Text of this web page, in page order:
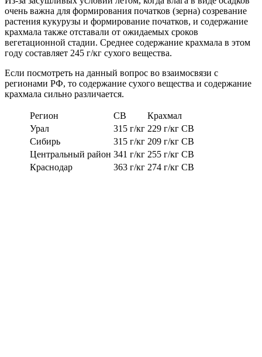
очень важна для формирования початков (зерна) созревание
растения кукурузы и формирование початков, и содержание
крахмала также отставали от ожидаемых сроков
вегетационной стадии. Среднее содержание крахмала в этом
году составляет 245 г/кг сухого вещества.
Если посмотреть на данный вопрос во взаимосвязи с
регионами РФ, то содержание сухого вещества и содержание
крахмала сильно различается.
Регион СВ
Крахмал
Урал
315 г/кг 229 г/кг СВ
Сибирь
315 г/кг 209 г/кг СВ
Центральный район 341 г/кг 255 г/кг СВ
Краснодар
363 г/кг 274 г/кг СВ